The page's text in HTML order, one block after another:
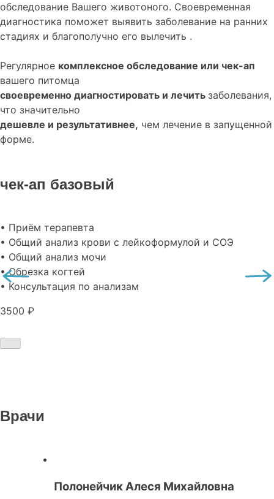
обследование Вашего животоного. Своевременная
диагностика поможет выявить заболевание на ранних
стадиях и благополучно его вылечить .
Регулярное комплексное обследование или чек-ап
вашего питомца
своевременно диагностировать и лечить заболевания,
что значительно
дешевле и результативнее, чем лечение в запущенной
форме.
чек-ап базовый
• Приём терапевта
• Общий анализ крови с лейкоформулой и СОЭ
• Общий анализ мочи
• Обрезка когтей
• Консультация по анализам
3500 ₽
Врачи
Полонейчик Алеся Михайловна